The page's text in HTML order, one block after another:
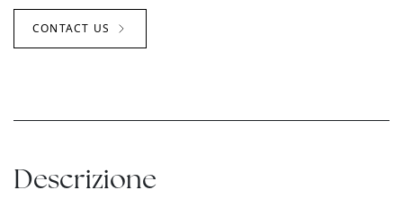
Descrizione
CONTACT US